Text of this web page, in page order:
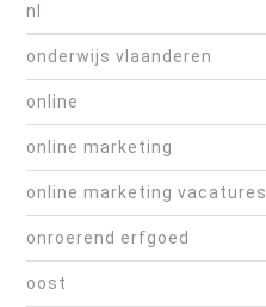
nl
onderwijs vlaanderen
online
online marketing
online marketing vacatures
onroerend erfgoed
oost